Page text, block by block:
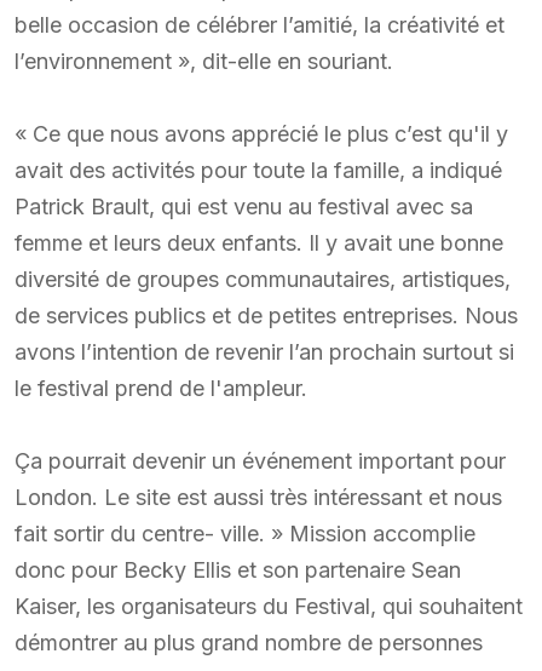
belle occasion de célébrer l’amitié, la créativité et
l’environnement », dit-elle en souriant.
« Ce que nous avons apprécié le plus c’est qu'il y
avait des activités pour toute la famille, a indiqué
Patrick Brault, qui est venu au festival avec sa
femme et leurs deux enfants. Il y avait une bonne
diversité de groupes communautaires, artistiques,
de services publics et de petites entreprises. Nous
avons l’intention de revenir l’an prochain surtout si
le festival prend de l'ampleur.
Ça pourrait devenir un événement important pour
London. Le site est aussi très intéressant et nous
fait sortir du centre- ville. » Mission accomplie
donc pour Becky Ellis et son partenaire Sean
Kaiser, les organisateurs du Festival, qui souhaitent
démontrer au plus grand nombre de personnes